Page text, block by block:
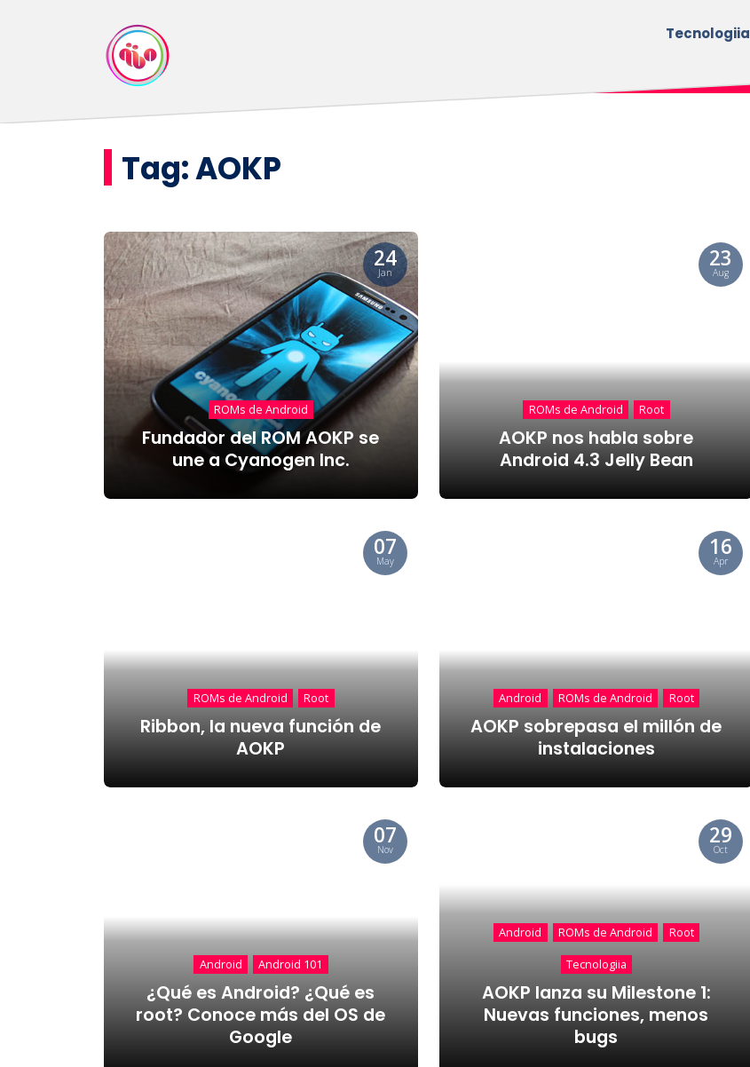
Tecnologiia
Tag:AOKP
24
Jan
ROMs de Android
Fundador del ROM AOKP se
une a Cyanogen Inc.
23
Aug
ROMs de Android Root
AOKP nos habla sobre
Android 4.3 Jelly Bean
07
May
ROMs de Android Root
Ribbon, la nueva función de
AOKP
16
Apr
Android ROMs de Android Root
AOKP sobrepasa el millón de
instalaciones
07
Nov
Android Android 101
¿Qué es Android? ¿Qué es
root? Conoce más del OS de
Google
29
Oct
Android ROMs de Android
Root
Tecnologiia
AOKP lanza su Milestone 1:
Nuevas funciones, menos
bugs